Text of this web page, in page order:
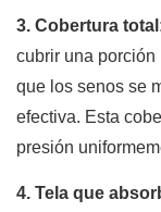
3. Cobertura
cubrir una
que los senos se
efectiva. Esta
presión
4. Tela que